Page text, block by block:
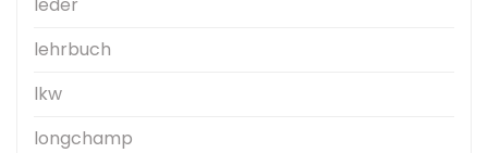
lehrbuch
lkw
longchamp